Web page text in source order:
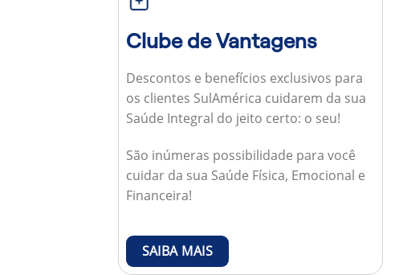
Clube de Vantagens
Descontos e benefícios exclusivos para
os clientes SulAmérica cuidarem da sua
Saúde Integral do jeito certo: o seu!
São inúmeras possibilidade para você
cuidar da sua Saúde Física, Emocional e
Financeira!
SAIBA MAIS